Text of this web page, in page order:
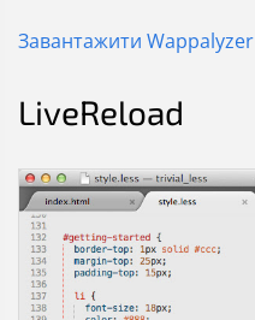
Завантажити Wappalyzer
LiveReload